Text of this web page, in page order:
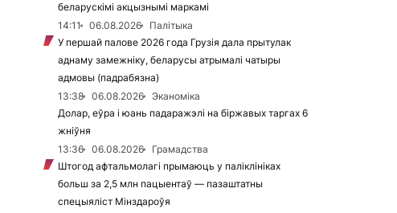
беларускімі акцызнымі маркамі
14:11
06.08.2026
Палітыка
У першай палове 2026 года Грузія дала прытулак
аднаму замежніку, беларусы атрымалі чатыры
адмовы (падрабязна)
13:38
06.08.2026
Эканоміка
Долар, еўра і юань падаражэлі на біржавых таргах 6
жніўня
13:36
06.08.2026
Грамадства
Штогод афтальмолагі прымаюць у паліклініках
больш за 2,5 млн пацыентаў — пазаштатны
спецыяліст Мінздароўя